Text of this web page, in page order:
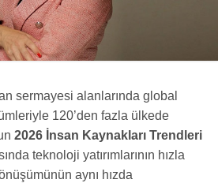
sermayesi alanlarında global
120’den fazla ülkede
2026 İnsan Kaynakları Trendleri
teknoloji yatırımlarının hızla
aynı hızda